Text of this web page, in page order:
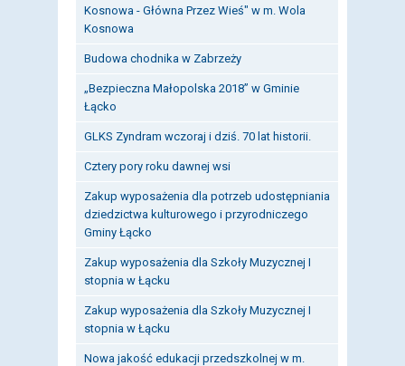
Kosnowa - Główna Przez Wieś" w m. Wola
Kosnowa
Budowa chodnika w Zabrzeży
„Bezpieczna Małopolska 2018” w Gminie
Łącko
GLKS Zyndram wczoraj i dziś. 70 lat historii.
Cztery pory roku dawnej wsi
Zakup wyposażenia dla potrzeb udostępniania
dziedzictwa kulturowego i przyrodniczego
Gminy Łącko
Zakup wyposażenia dla Szkoły Muzycznej I
stopnia w Łącku
Zakup wyposażenia dla Szkoły Muzycznej I
stopnia w Łącku
Nowa jakość edukacji przedszkolnej w m.